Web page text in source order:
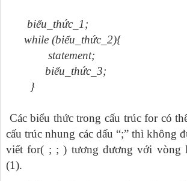
biểu_thức_1;
while (biểu_thức_2){
statement;
biểu_thức_3;
}
Các biểu thức trong cấu trúc for có
cấu trúc nhung các dấu “;” thì không
viết for( ; ; ) tương đương với vòng
(1).